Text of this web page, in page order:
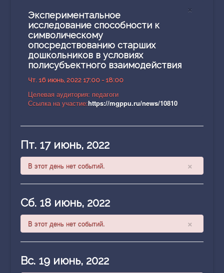
×
Экспериментальное
исследование способности к
символическому
опосредствованию старших
дошкольников в условиях
полисубъектного взаимодействия
Чт. 16 июнь, 2022 17:00 - 18:00
Целевая аудитория: педагоги
Ссылка на участие:https://mgppu.ru/news/10810
Пт. 17 июнь, 2022
×
В этот день нет событий.
Сб. 18 июнь, 2022
×
В этот день нет событий.
Вс. 19 июнь, 2022